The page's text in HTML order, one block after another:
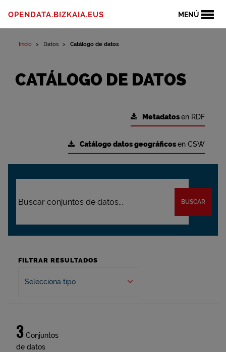
MENÚ
OPENDATA.BIZKAIA.EUS
Inicio Datos Catálogo de datos
CATÁLOGO DE DATOS
Metadatosen RDF
Catálogo datos geográficosen CSW
BUSCAR
FILTRAR RESULTADOS
Selecciona tipo
3 Conjuntos
de datos